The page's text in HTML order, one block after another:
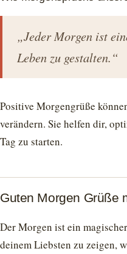
„Jeder Morgen ist
Leben zu gestalten.“
Positive Morgengrüße
verändern. Sie helfen dir,
Tag zu starten.
Guten Morgen Grüße
Der Morgen ist ein
deinem Liebsten zu zeigen,